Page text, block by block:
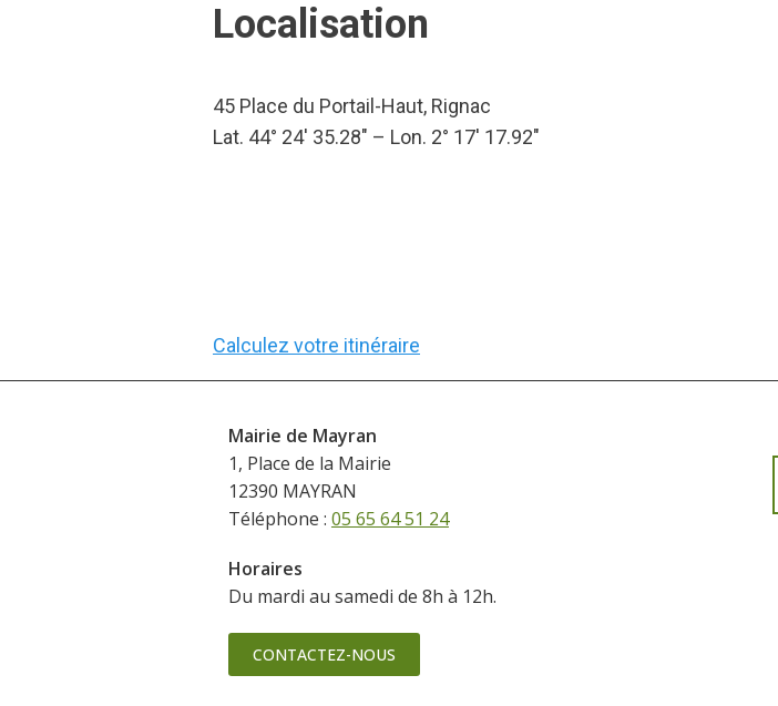
Localisation
45 Place du Portail-Haut, Rignac
Lat. 44° 24′ 35.28″ – Lon. 2° 17′ 17.92″
Calculez votre itinéraire
Mairie de Mayran
1, Place de la Mairie
12390 MAYRAN
Téléphone : 05 65 64 51 24
Horaires
Du mardi au samedi de 8h à 12h.
CONTACTEZ-NOUS